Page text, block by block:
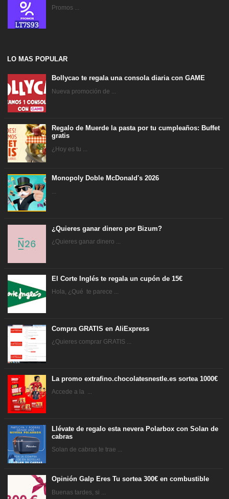
Promos ...
LO MAS POPULAR
Bollycao te regala una consola diaria con GAME
Nueva promoción de ...
Regalo de Muerde la pasta por tu cumpleaños: Buffet
gratis
¿Hoy es tu ...
Monopoly Doble McDonald's 2026
...
¿Quieres ganar dinero por Bizum?
¿Quieres ganar dinero ...
El Corte Inglés te regala un cupón de 15€
Hola, ¿Qué te parece ...
Compra GRATIS en AliExpress
¿Quieres comprar GRATIS ...
La promo extrafino.chocolatesnestle.es sortea 1000€
Accede a la ...
Llévate de regalo esta nevera Polarbox con Solan de
cabras
Solan de cabras te trae ...
Opinión Galp Eres Tu sortea 300€ en combustible
Buenas tardes, si ...